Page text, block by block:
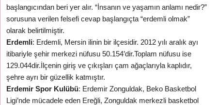
başlangıcından beri yer alır. “İnsanın ve yaşamın anlamı nedir?”
sorusuna verilen felsefi cevap başlangıçta “erdemli olmak”
olarak belirtilmiştir.
Erdemli: Erdemli, Mersin ilinin bir ilçesidir. 2012 yılı aralık ayı
itibariyle şehir merkezi nüfusu 50.154’dir.Toplam nüfusu ise
129.044dir.İlçenin giriş ve çıkışları çam ağaçlarıyla kaplıdır,
şehre ayrı bir güzellik katmıştır.
Erdemir Spor Kulübü: Erdemir Zonguldak, Beko Basketbol
Ligi’nde mücadele eden Ereğli, Zonguldak merkezli basketbol